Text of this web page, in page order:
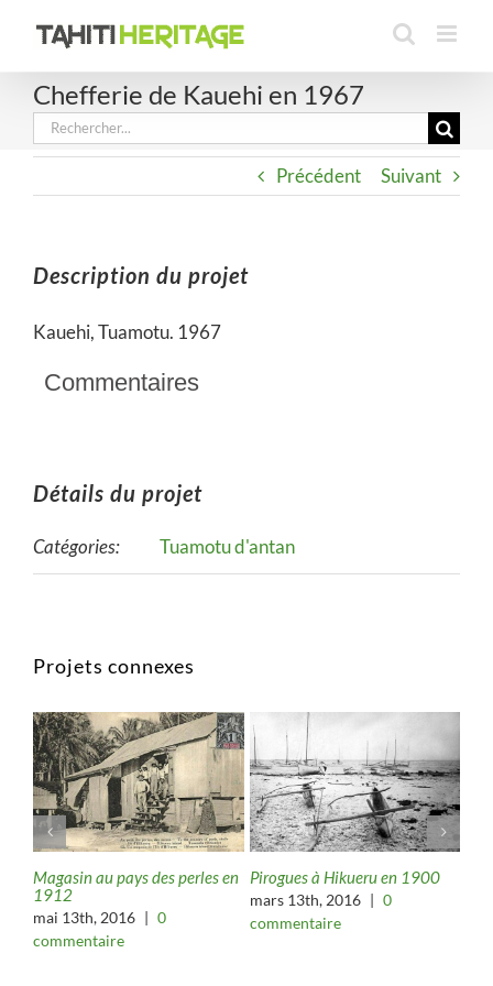
Chefferie de Kauehi en 1967
Rechercher:
Précédent Suivant
Description du projet
Kauehi, Tuamotu. 1967
Commentaires
Détails du projet
Catégories: Tuamotu d'antan
Projets connexes
Magasin au pays des perles en
1912
mai 13th, 2016 | 0
commentaire
Pirogues à Hikueru en 1900
mars 13th, 2016 | 0
commentaire